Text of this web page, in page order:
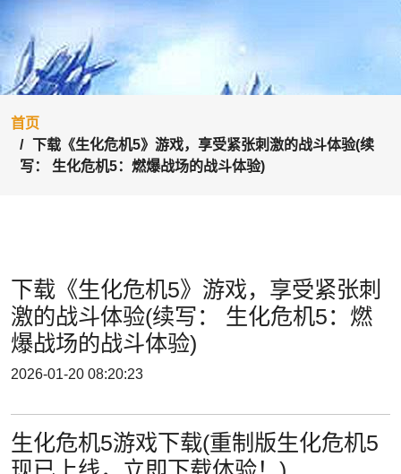
首页
下载《生化危机5》游戏，享受紧张刺激的战斗体验(续
写： 生化危机5：燃爆战场的战斗体验)
下载《生化危机5》游戏，享受紧张刺
激的战斗体验(续写： 生化危机5：燃
爆战场的战斗体验)
2026-01-20 08:20:23
生化危机5游戏下载(重制版生化危机5